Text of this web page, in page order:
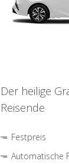
Der heilige
Reisende
Festpreis
Automatische